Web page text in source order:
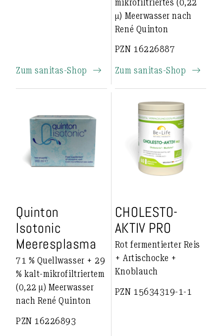
Zum sanitas-Shop
μ) Meerwasser nach
René Quinton
PZN 16226887
Zum sanitas-Shop
Quinton
Isotonic
Meeresplasma
71 % Quellwasser + 29
% kalt-mikrofiltriertem
(0,22 µ) Meerwasser
nach René Quinton
PZN 16226893
CHOLESTO-
AKTIV PRO
Rot fermentierter Reis
+ Artischocke +
Knoblauch
PZN 15634319-1-1